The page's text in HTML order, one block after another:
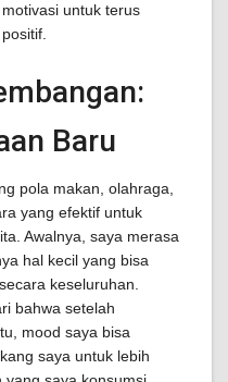
untuk terus
Baru
pola makan, olahraga,
yang efektif untuk
Awalnya, saya merasa
hal kecil yang bisa
keseluruhan.
bahwa setelah
mood saya bisa
saya untuk lebih